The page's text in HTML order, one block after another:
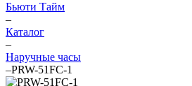
Бьюти Тайм
–
Каталог
–
Наручные часы
–PRW-51FC-1